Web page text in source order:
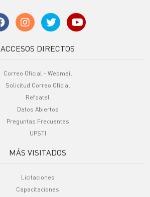
ACCESOS DIRECTOS
Correo Oficial - Webmail
Solicitud Correo Oficial
Refsatel
Datos Abiertos
Preguntas Frecuentes
UPSTI
MÁS VISITADOS
Licitaciones
Capacitaciones